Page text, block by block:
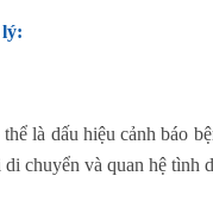
là dấu hiệu cảnh báo
di chuyển và quan hệ tình